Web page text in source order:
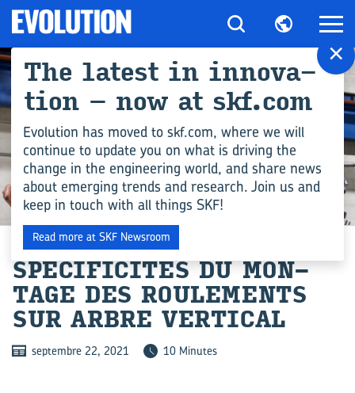
ENGINEERING COMPETENCE
SPÉ­CI­FI­CI­TÉS DU MON­
TAGE DES ROU­LE­MENTS
SUR ARBRE VER­TI­CAL
septembre 22, 2021 10 Minutes
×
The la­test in in­no­va­
tion – now at skf.com
Evolution has moved to skf.com, where we will
continue to update you on what is driving the
change in the engineering world, and share news
about emerging trends and research. Join us and
keep in touch with all things SKF!
Read more at SKF Newsroom